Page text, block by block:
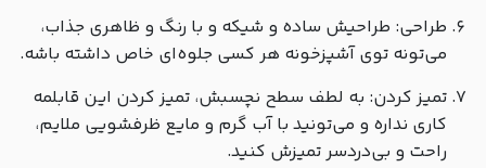
طراحی: طراحیش ساده و شیکه و با رنگ و ظاهری جذاب،
می‌تونه توی آشپزخونه هر کسی جلوه‌ای خاص داشته باشه.
تمیز کردن: به لطف سطح نچسبش، تمیز کردن این قابلمه
کاری نداره و می‌تونید با آب گرم و مایع ظرفشویی ملایم،
راحت و بی‌دردسر تمیزش کنید.